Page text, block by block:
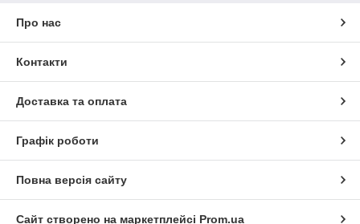
Про нас
Контакти
Доставка та оплата
Графік роботи
Повна версія сайту
Сайт створено на маркетплейсі Prom.ua